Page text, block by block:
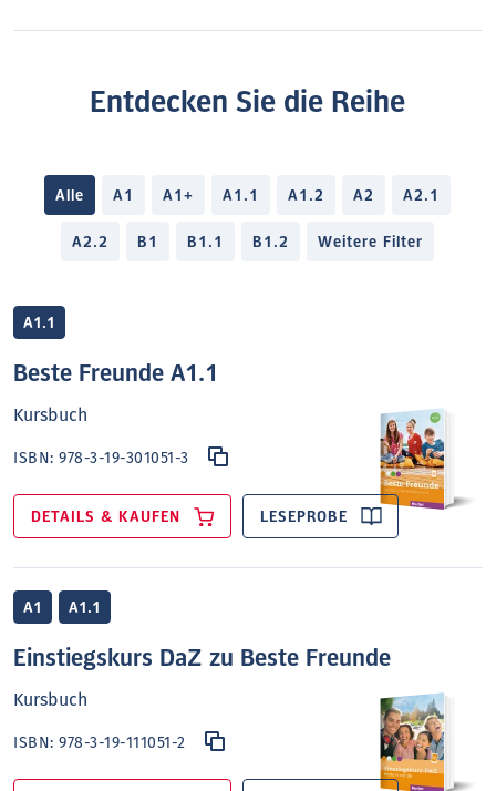
Entdecken Sie die Reihe
Alle A1 A1+ A1.1 A1.2 A2 A2.1
A2.2 B1 B1.1 B1.2 Weitere Filter
A1.1
Beste Freunde A1.1
Kursbuch
ISBN:978-3-19-301051-3
DETAILS & KAUFEN LESEPROBE
A1 A1.1
Einstiegskurs DaZ zu Beste Freunde
Kursbuch
ISBN:978-3-19-111051-2